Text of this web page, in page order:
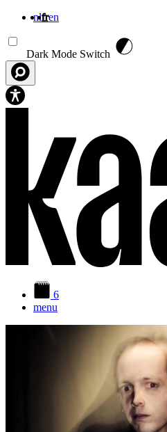
nlfren
Dark Mode Switch
6
menu